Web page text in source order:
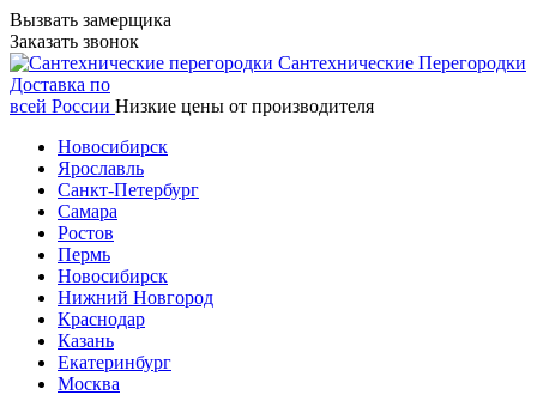
Вызвать замерщика
Заказать звонок
Сантехнические Перегородки
Доставка по
всей России Низкие цены от производителя
Новосибирск
Ярославль
Санкт-Петербург
Самара
Ростов
Пермь
Новосибирск
Нижний Новгород
Краснодар
Казань
Екатеринбург
Москва